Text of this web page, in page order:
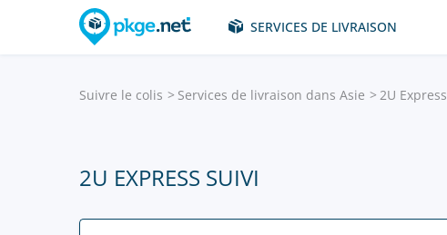
SERVICES DE LIVRAISON
Suivre le colis Services de livraison dans Asie 2U Express
2U EXPRESS SUIVI